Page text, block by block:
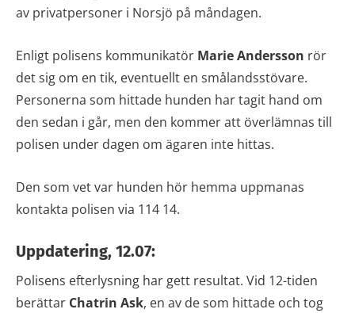
av privatpersoner i Norsjö på måndagen.
Enligt polisens kommunikatör Marie Andersson rör
det sig om en tik, eventuellt en smålandsstövare.
Personerna som hittade hunden har tagit hand om
den sedan i går, men den kommer att överlämnas till
polisen under dagen om ägaren inte hittas.
Den som vet var hunden hör hemma uppmanas
kontakta polisen via 114 14.
Uppdatering, 12.07:
Polisens efterlysning har gett resultat. Vid 12-tiden
berättar Chatrin Ask, en av de som hittade och tog